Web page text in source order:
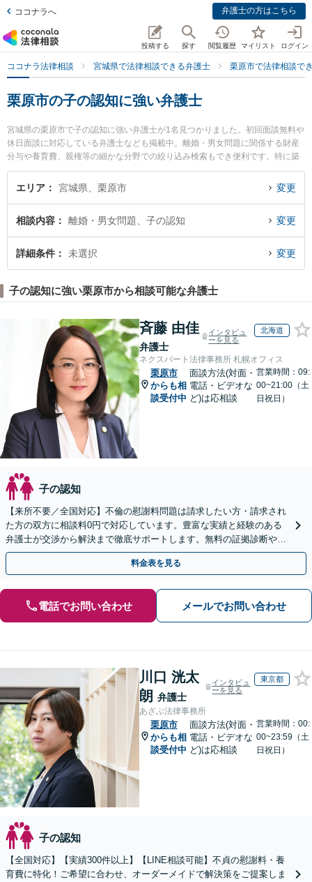
ココナラへ 弁護士の方はこちら
投稿する 探す 閲覧履歴 マイリスト ログイン
ココナラ法律相談 宮城県で法律相談できる弁護士 栗原市で法律相談で
栗原市の子の認知に強い弁護士
宮城県の栗原市で子の認知に強い弁護士が1名見つかりました。初回面談無料や
休日面談に対応している弁護士なども掲載中。離婚・男女問題に関係する財産
分与や養育費、親権等の細かな分野での絞り込み検索もでき便利です。特に築
館法律事務所の庄司 智弥弁護士のプロフィール情報や弁護士費用、強みなどが
注目されています。『栗原市で土日や夜間に発生した子の認知のトラブルを今
護士に相談予約したい』などでお困りの相談者さんにおすすめです。
エリア 宮城県、栗原市 変更
相談内容 離婚・男女問題、子の認知 変更
詳細条件 未選択 変更
子の認知に強い栗原市から相談可能な弁護士
斉藤 由佳
弁護士
インタビュ
ーを見る
北海道
ネクスパート法律事務所 札幌オフィス
栗原市
からも相
談受付中
面談方法(対面・
電話・ビデオな
ど)は応相談
営業時間：09:
00~21:00（土
日祝日）
子の認知
【来所不要／全国対応】不倫の慰謝料問題は請求したい方・請求され
た方の双方に相談料0円で対応しています。豊富な実績と経験のある
弁護士が交渉から解決まで徹底サポートします。無料の証拠診断や着
手金の返還保証もありますので安心してご相談ください。
料金表を見る
電話でお問い合わせ メールでお問い合わせ
川口 洸太
朗 弁護士
インタビュ
ーを見る
東京都
あざぶ法律事務所
栗原市
からも相
談受付中
面談方法(対面・
電話・ビデオな
ど)は応相談
営業時間：00:
00~23:59（土
日祝日）
子の認知
【全国対応】【実績300件以上】【LINE相談可能】不貞の慰謝料・養
育費に特化！ご希望に合わせ、オーダーメイドで解決策をご提案しま